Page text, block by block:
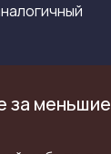
за меньшие